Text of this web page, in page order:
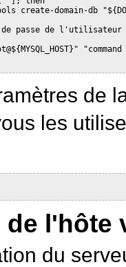
create-domain-db
passe de l'utilisateur
de
les
de l'hôte
du